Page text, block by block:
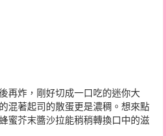
再炸，剛好切成一口吃的迷你大
混著起司的散蛋更是濃稠。想來點
蜜芥末醬沙拉能稍稍轉換口中的滋